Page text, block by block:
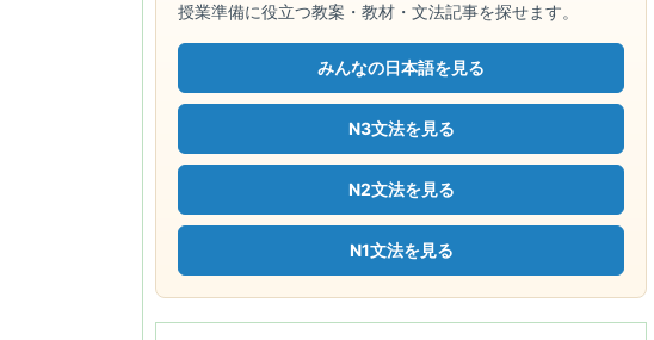
授業準備に役立つ教案・教材・文法記事を探せます。
みんなの日本語を見る
N3文法を見る
N2文法を見る
N1文法を見る